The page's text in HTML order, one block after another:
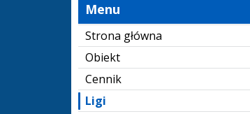
Menu
Strona główna
Obiekt
Cennik
Ligi